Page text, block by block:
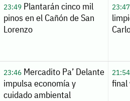
23:49Plantarán cinco mil
pinos en el Cañón de San
Lorenzo
23:47
23:46Mercadito Pa’ Delante
impulsa economía y
cuidado ambiental
21:54
final